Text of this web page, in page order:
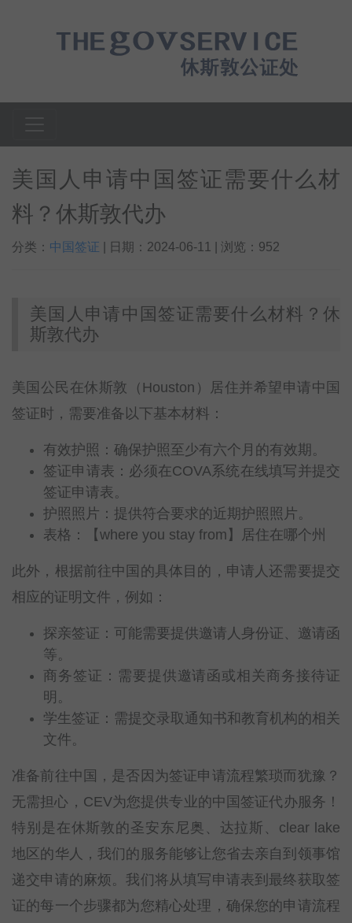
美国人申请中国签证需要什么材
料？休斯敦代办
分类： 中国签证 | 日期：2024-06-11 | 浏览：952
美国人申请中国签证需要什么材料？休
斯敦代办
美国公民在休斯敦（Houston）居住并希望申请中国
签证时，需要准备以下基本材料：
有效护照：确保护照至少有六个月的有效期。
签证申请表：必须在COVA系统在线填写并提交
签证申请表。
护照照片：提供符合要求的近期护照照片。
表格：【where you stay from】居住在哪个州
此外，根据前往中国的具体目的，申请人还需要提交
相应的证明文件，例如：
探亲签证：可能需要提供邀请人身份证、邀请函
等。
商务签证：需要提供邀请函或相关商务接待证
明。
学生签证：需提交录取通知书和教育机构的相关
文件。
准备前往中国，是否因为签证申请流程繁琐而犹豫？
无需担心，CEV为您提供专业的中国签证代办服务！
特别是在休斯敦的圣安东尼奥、达拉斯、clear lake
地区的华人，我们的服务能够让您省去亲自到领事馆
递交申请的麻烦。我们将从填写申请表到最终获取签
证的每一个步骤都为您精心处理，确保您的申请流程